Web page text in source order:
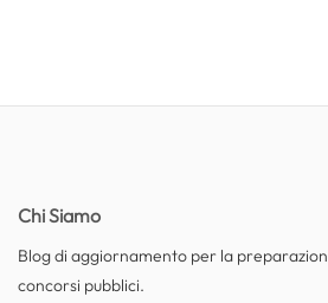
Chi Siamo
Blog di aggiornamento per la
concorsi pubblici.